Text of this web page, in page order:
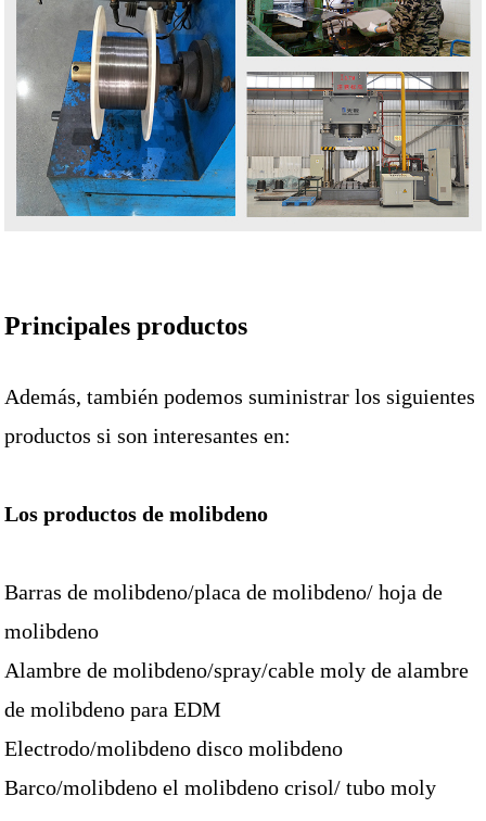
Principales productos
Además, también podemos suministrar los siguientes
productos si son interesantes en:
Los productos de molibdeno
Barras de molibdeno/placa de molibdeno/ hoja de
molibdeno
Alambre de molibdeno/spray/cable moly de alambre
de molibdeno para EDM
Electrodo/molibdeno disco molibdeno
Barco/molibdeno el molibdeno crisol/ tubo moly